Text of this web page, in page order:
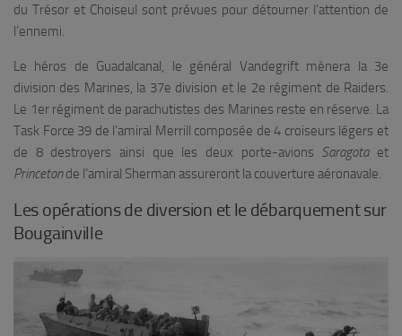
du Trésor et Choiseul sont prévues pour détourner l’attention de
l’ennemi.
Le héros de Guadalcanal, le général Vandegrift mènera la 3e
division des Marines, la 37e division et le 2e régiment de Raiders.
Le 1er régiment de parachutistes des Marines reste en réserve. La
Task Force 39 de l’amiral Merrill composée de 4 croiseurs légers et
de 8 destroyers ainsi que les deux porte-avions Saragotaet
Princetonde l’amiral Sherman assureront la couverture aéronavale.
Les opérations de diversion et le débarquement sur
Bougainville